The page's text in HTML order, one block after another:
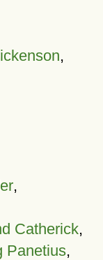
,
,
Catherick,
Panetius,